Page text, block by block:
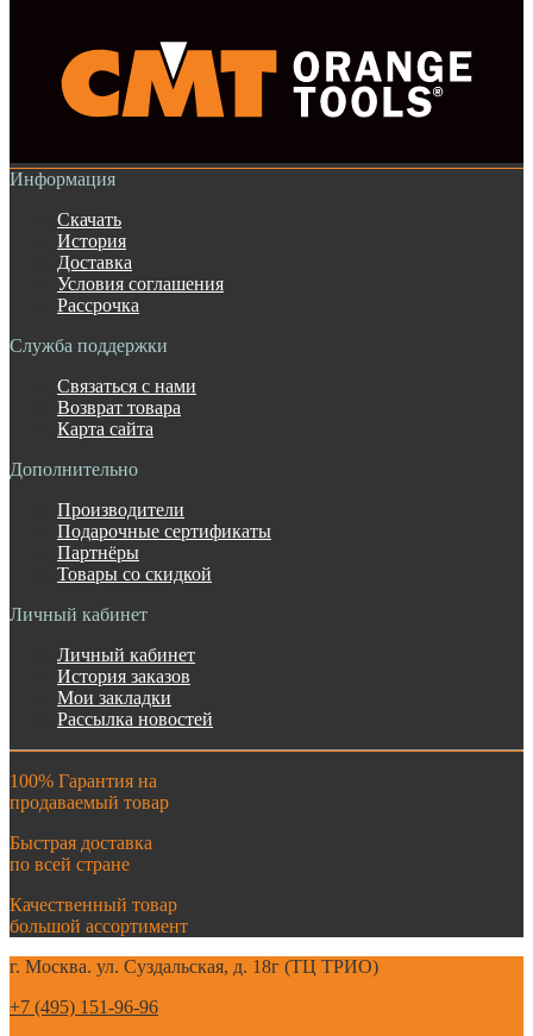
Информация
Скачать
История
Доставка
Условия соглашения
Рассрочка
Служба поддержки
Связаться с нами
Возврат товара
Карта сайта
Дополнительно
Производители
Подарочные сертификаты
Партнёры
Товары со скидкой
Личный кабинет
Личный кабинет
История заказов
Мои закладки
Рассылка новостей
100% Гарантия на
продаваемый товар
Быстрая доставка
по всей стране
Качественный товар
большой ассортимент
г. Москва. ул. Суздальская, д. 18г (ТЦ ТРИО)
+7 (495) 151-96-96